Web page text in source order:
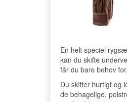
En helt speciel
kan du skifte
får du bare behov
Du skifter hurtigt og
de behagelige,